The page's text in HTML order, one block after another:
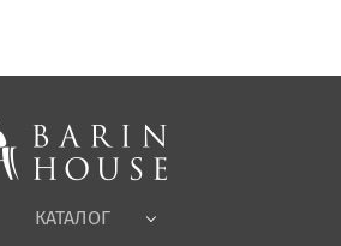
КАТАЛОГ
Кровати
мебель
мебель